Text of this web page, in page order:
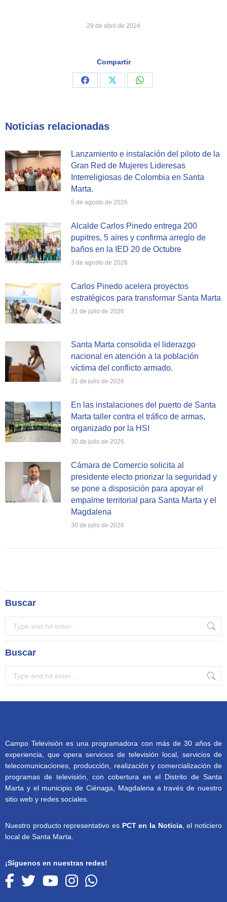
29 de abril de 2024
Compartir
Share
Share
Share
Noticias relacionadas
Lanzamiento e instalación del piloto de la
Gran Red de Mujeres Lideresas
Interreligiosas de Colombia en Santa
Marta.
5 de agosto de 2026
Alcalde Carlos Pinedo entrega 200
pupitres, 5 aires y confirma arreglo de
baños en la IED 20 de Octubre
3 de agosto de 2026
Carlos Pinedo acelera proyectos
estratégicos para transformar Santa Marta
31 de julio de 2026
Santa Marta consolida el liderazgo
nacional en atención a la población
víctima del conflicto armado.
31 de julio de 2026
En las instalaciones del puerto de Santa
Marta taller contra el tráfico de armas,
organizado por la HSI
30 de julio de 2026
Cámara de Comercio solicita al
presidente electo priorizar la seguridad y
se pone a disposición para apoyar el
empalme territorial para Santa Marta y el
Magdalena
30 de julio de 2026
Buscar
Buscar
Campo Televisión es una programadora con más de 30 años de
experiencia, que opera servicios de televisión local, servicios de
telecomunicaciones, producción, realización y comercialización de
programas de televisión, con cobertura en el Distrito de Santa
Marta y el municipio de Ciénaga, Magdalena a través de nuestro
sitio web y redes sociales.
Nuestro producto representativo es PCT en la Noticia, el noticiero
local de Santa Marta.
¡Síguenos en nuestras redes!